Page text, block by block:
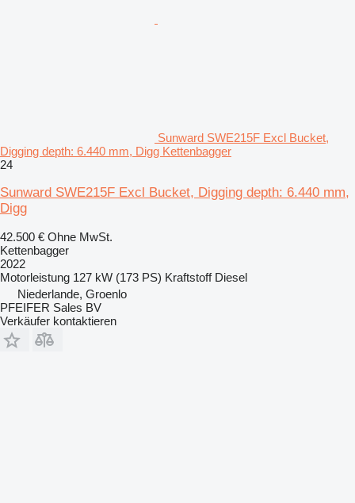
Sunward SWE215F Excl Bucket,
Digging depth: 6.440 mm, Digg Kettenbagger
24
Sunward SWE215F Excl Bucket, Digging depth: 6.440 mm,
Digg
42.500 € Ohne MwSt.
Kettenbagger
2022
Motorleistung 127 kW (173 PS) Kraftstoff Diesel
Niederlande, Groenlo
PFEIFER Sales BV
Verkäufer kontaktieren